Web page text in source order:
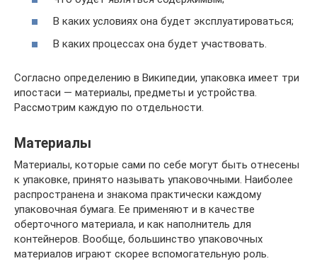
В каких условиях она будет эксплуатироваться;
В каких процессах она будет участвовать.
Согласно определению в Википедии, упаковка имеет три
ипостаси — материалы, предметы и устройства.
Рассмотрим каждую по отдельности.
Материалы
Материалы, которые сами по себе могут быть отнесены
к упаковке, принято называть упаковочными. Наиболее
распространена и знакома практически каждому
упаковочная бумага. Ее применяют и в качестве
оберточного материала, и как наполнитель для
контейнеров. Вообще, большинство упаковочных
материалов играют скорее вспомогательную роль.